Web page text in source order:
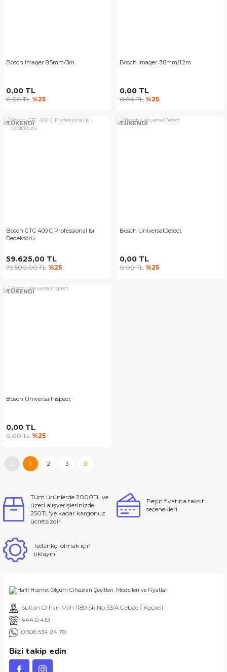
Bosch Imager 8.5mm/3m
0,00 TL
0,00 TL %25
Bosch Imager 3.8mm/1.2m
0,00 TL
0,00 TL %25
TÜKENDİ
Bosch GTC 400 C Professional Isı
Dedektörü
59.625,00 TL
79.500,00 TL %25
TÜKENDİ
Bosch UniversalDetect
0,00 TL
0,00 TL %25
TÜKENDİ
Bosch UniversalInspect
0,00 TL
0,00 TL %25
1 2 3
Tüm ürünlerde 2000TL ve
üzeri alışverişlerinizde
250TL'ye kadar kargonuz
ücretsizdir.
Peşin fiyatına taksit
seçenekleri
Tedarikçi olmak için
tıklayın
Sultan Orhan Mah 1180 Sk No 33/A Gebze / Kocaeli
444 0 419
0 506 534 24 70
Bizi takip edin